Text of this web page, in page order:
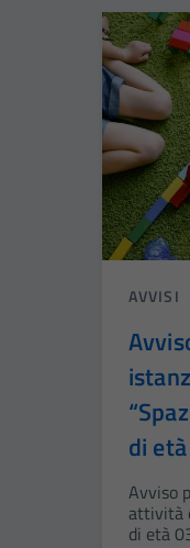
AVVISI
di
Avviso
attività
di età